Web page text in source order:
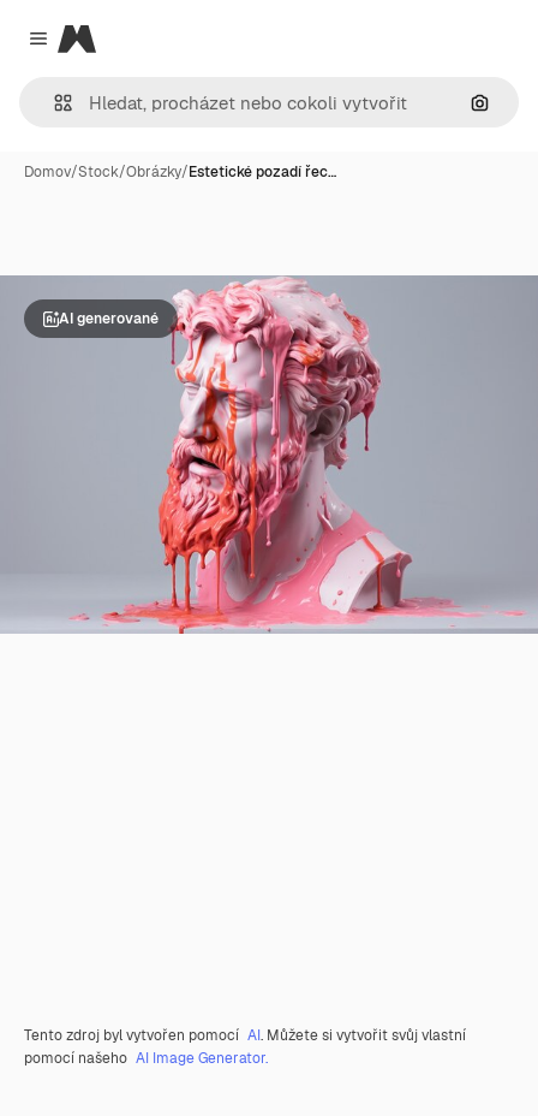
Close menu
Magnific
Hledat
Domov/Stock/Obrázky/Estetické pozadí řec…
AI generované
Tento zdroj byl vytvořen pomocí AI. Můžete si vytvořit svůj vlastní
pomocí našeho AI Image Generator.